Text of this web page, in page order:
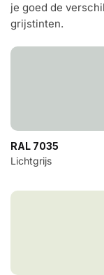
je goed de
grijstinten.
RAL 7035
Lichtgrijs